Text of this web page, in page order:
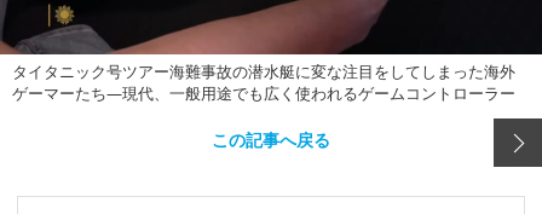
タイタニック号ツアー海難事故の潜水艇に変な注目をしてしまった海外
ゲーマーたち―現代、一般用途でも広く使われるゲームコントローラー
この記事へ戻る